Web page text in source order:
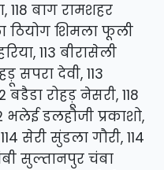
118 बाग रामशहर
ठियोग शिमला फूली
113 बीरासेली
सपरा देवी, 113
बडैडा रोहड़ू नेसरी, 118
भलेई डलहौजी प्रकाशो,
सेरी सुंडला गौरी, 114
सुल्तानपुर चंबा